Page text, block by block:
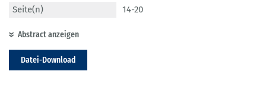
Seite(n)
14-20
Abstract anzeigen
Datei-Download